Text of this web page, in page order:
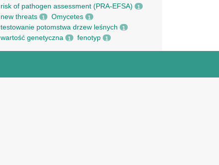
risk of pathogen assessment (PRA-EFSA) 1
new threats 1 Omycetes 1
testowanie potomstwa drzew leśnych 1
wartość genetyczna 1 fenotyp 1